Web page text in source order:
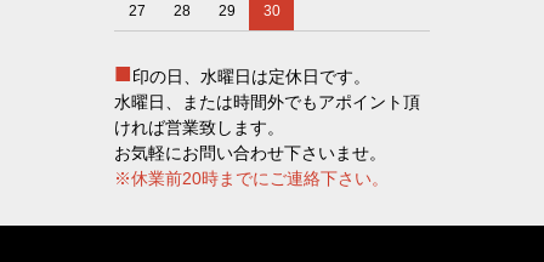
27 28 29 30
■印の日、水曜日は定休日です。
水曜日、または時間外でもアポイント頂
ければ営業致します。
お気軽にお問い合わせ下さいませ。
※休業前20時までにご連絡下さい。